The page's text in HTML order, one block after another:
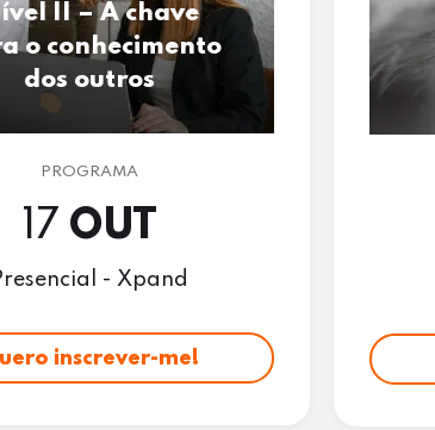
II – A chave
o conhecimento
dos outros
PROGRAMA
17 OUT
- Xpand
inscrever-me!